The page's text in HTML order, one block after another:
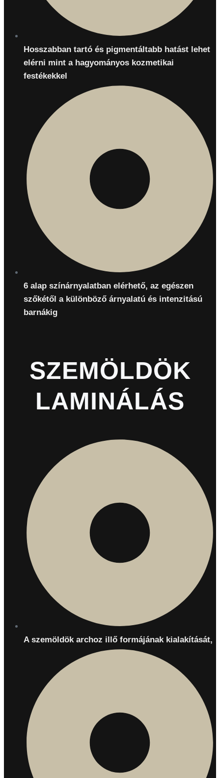
Hosszabban tartó és pigmentáltabb hatást lehet
elérni mint a hagyományos kozmetikai
festékekkel
6 alap színárnyalatban elérhető, az egészen
szőkétől a különböző árnyalatú és intenzitású
barnákig
SZEMÖLDÖK
LAMINÁLÁS
A szemöldök archoz illő formájának kialakítását,